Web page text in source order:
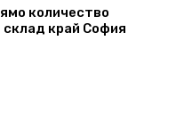
количество
склад край София